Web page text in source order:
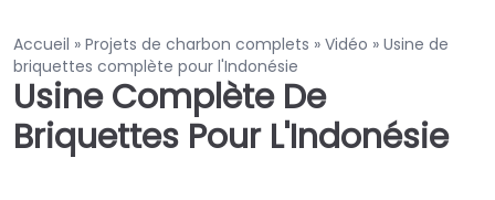
Accueil » Projets de charbon complets » Vidéo » Usine de
briquettes complète pour l'Indonésie
Usine Complète De
Briquettes Pour L'Indonésie